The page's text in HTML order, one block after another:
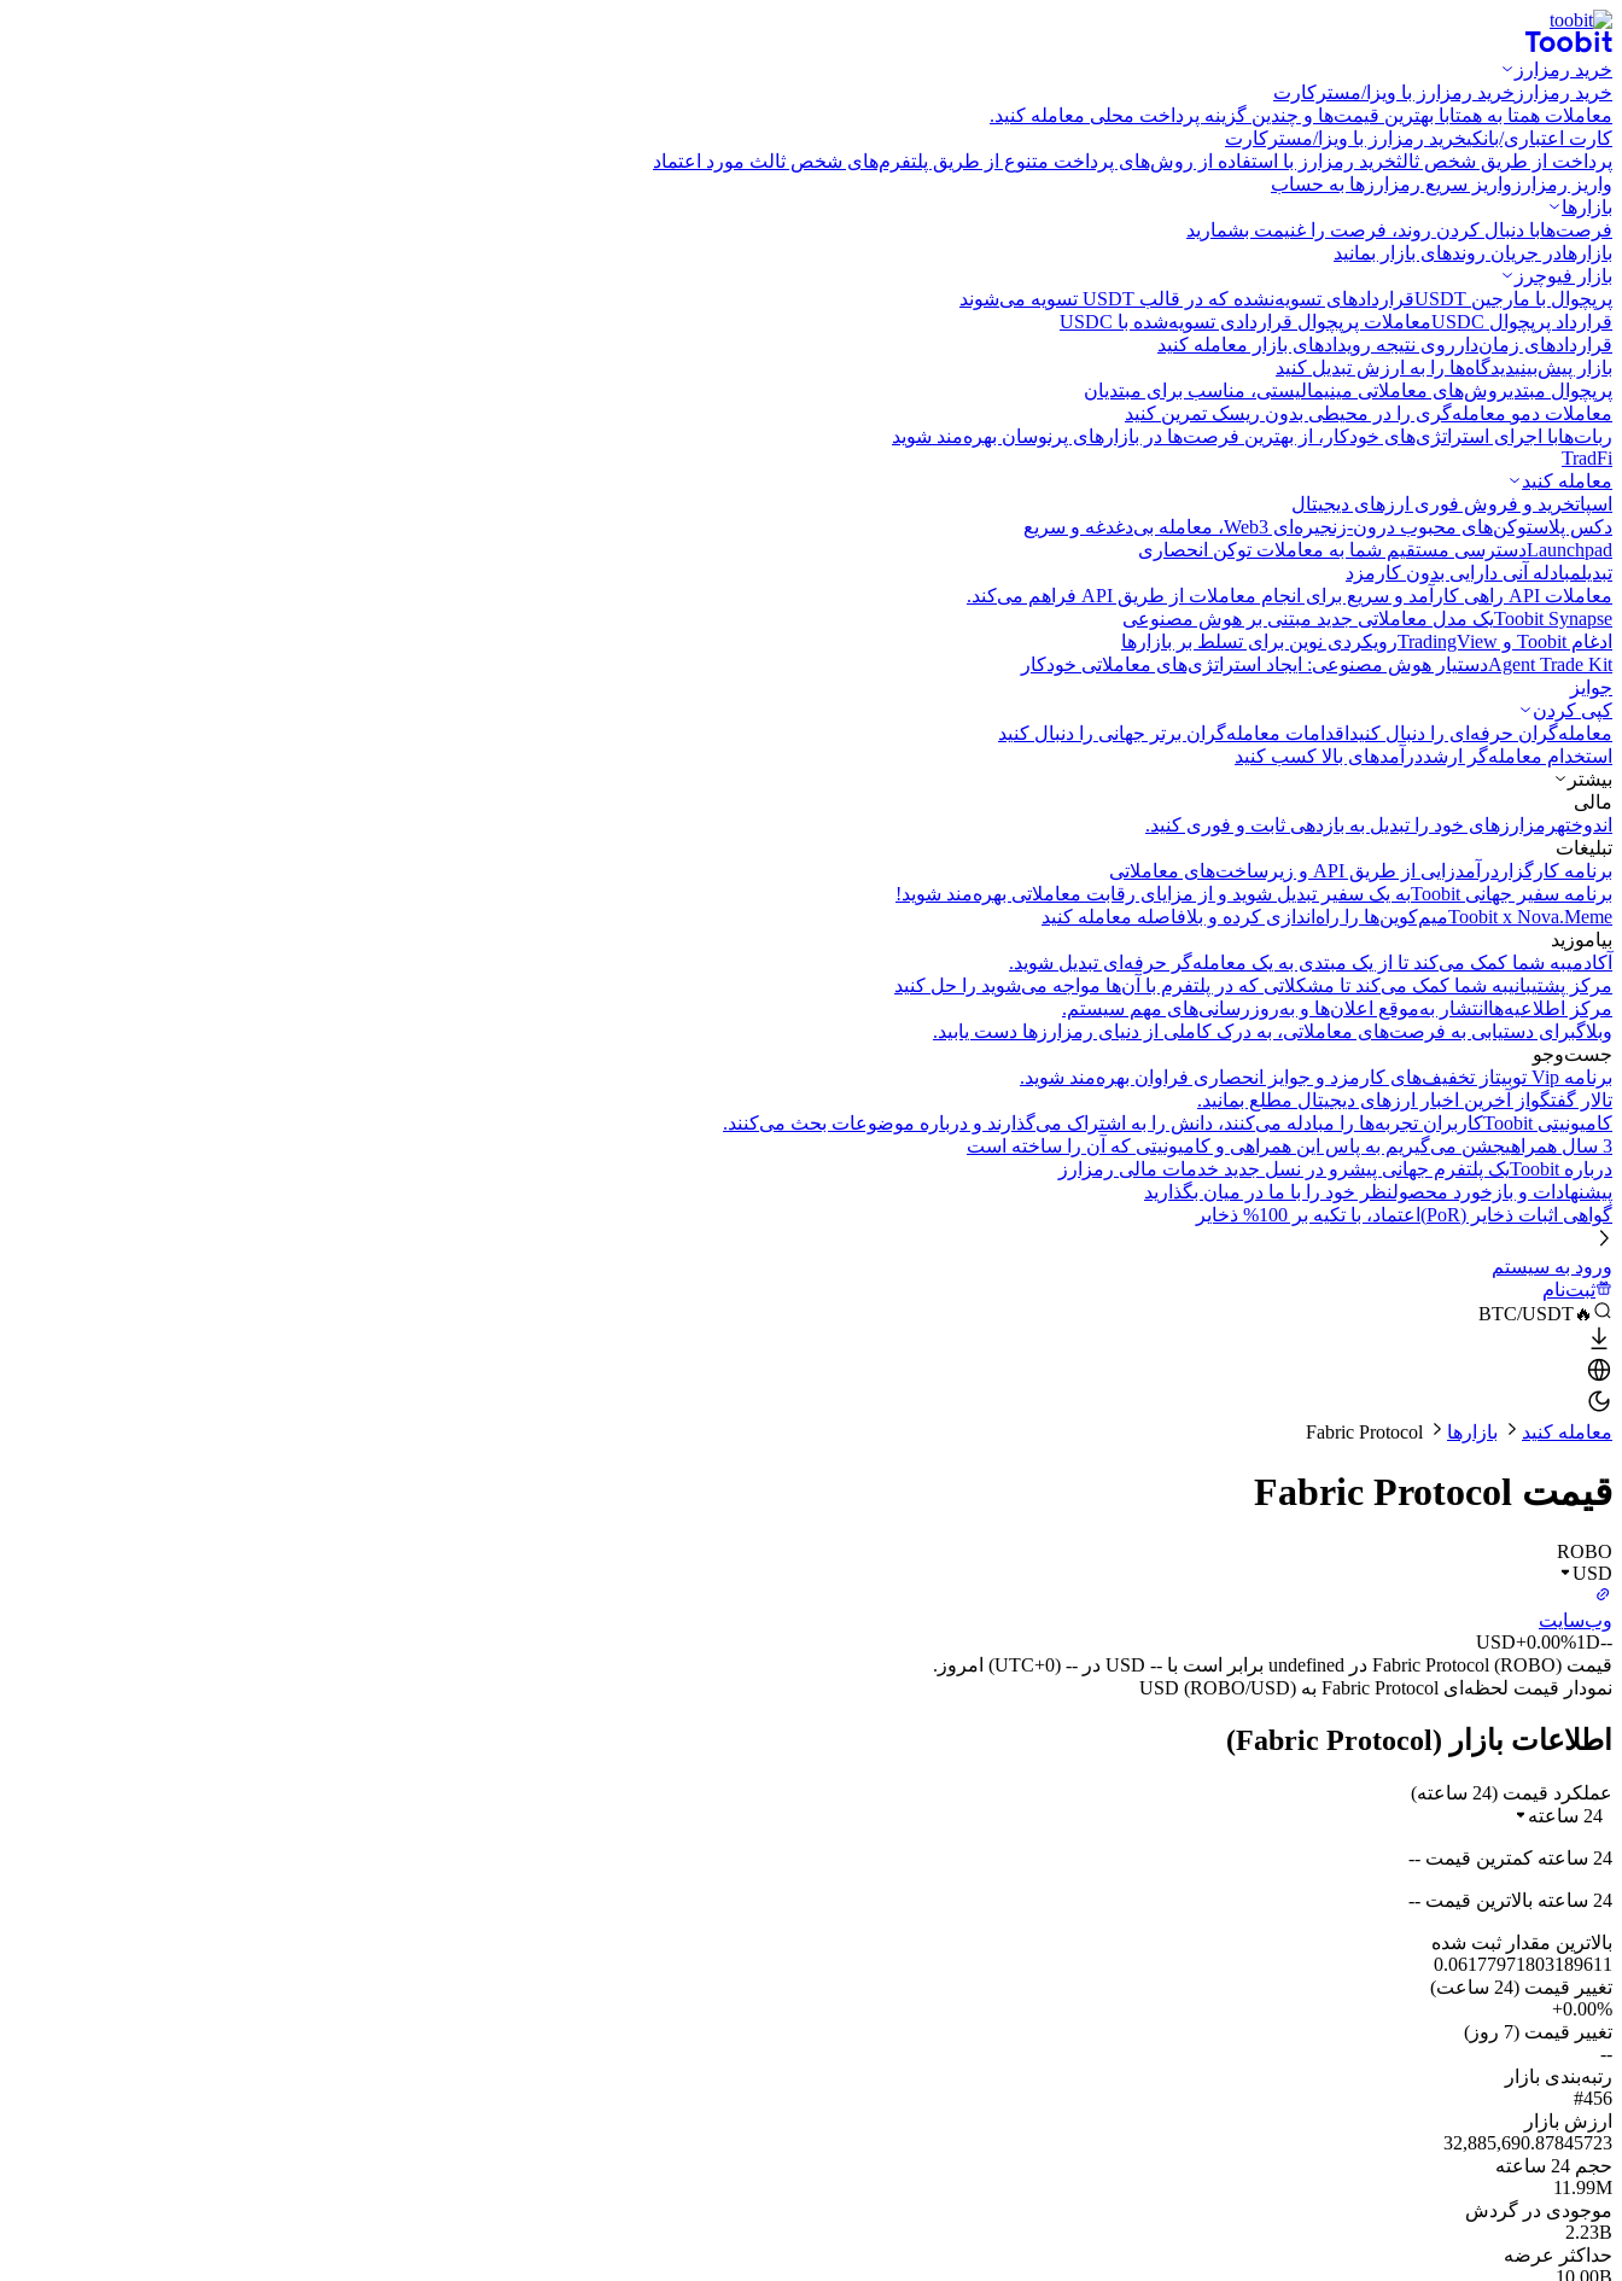
خرید رمزارز
خرید رمزارز خرید رمزارز با ویزا/مسترکارت
معاملات همتا به همتابا بهترین قیمت‌ها و چندین گزینه پرداخت محلی معامله کنید.
کارت اعتباری/بانکیخرید رمزارز با ویزا/مسترکارت
پرداخت از طریق شخص ثالثخرید رمزارز با استفاده از روش‌های پرداخت متنوع از طریق پلتفرم‌های شخص ثالث مورد اعتماد
واریز رمزارز واریز سریع رمزارزها به حساب
بازارها
فرصت‌هابا دنبال کردن روند، فرصت را غنیمت بشمارید
بازارهادر جریان روندهای بازار بمانید
بازار فیوچرز
پرپچوال با مارجین USDT
قراردادهای تسویه‌نشده که در قالب USDT تسویه می‌شوند
قرارداد پرپچوال USDC
معاملات پرپچوال قراردادی تسویه‌شده با USDC
قراردادهای زمان‌دار روی نتیجه رویدادهای بازار معامله کنید
بازار پیش‌بینیدیدگاه‌ها را به ارزش تبدیل کنید
پرپچوال مبتدیروش‌های معاملاتی مینیمالیستی، مناسب برای مبتدیان
معاملات دمو معامله‌گری را در محیطی بدون ریسک تمرین کنید
ربات‌هابا اجرای استراتژی‌های خودکار، از بهترین فرصت‌ها در بازارهای پرنوسان بهره‌مند شوید
TradFi
معامله کنید
اسپاتخرید و فروش فوری ارزهای دیجیتال
دکس پلاستوکن‌های محبوب درون-زنجیره‌ای Web3، معامله بی‌دغدغه و سریع
Launchpadدسترسی مستقیم شما به معاملات توکن انحصاری
تبدیلمبادله آنی دارایی بدون کارمزد
معاملات API
راهی کارآمد و سریع برای انجام معاملات از طریق API فراهم می‌کند.
Toobit Synapseیک مدل معاملاتی جدید مبتنی بر هوش مصنوعی
ادغام Toobit و TradingView
رویکردی نوین برای تسلط بر بازارها
Agent Trade Kitدستیار هوش مصنوعی: ایجاد استراتژی‌های معاملاتی خودکار
جوایز
کپی‌ کردن
معامله‌گران حرفه‌ای را دنبال کنید اقدامات معامله‌گران برتر جهانی را دنبال کنید
استخدام معامله‌گر ارشددرآمد‌های بالا کسب کنید
بیشتر
مالی
اندوختهرمزارزهای خود را تبدیل به بازدهی ثابت و فوری کنید.
تبلیغات
برنامه کارگزار درآمدزایی از طریق API و زیرساخت‌های معاملاتی
برنامه سفیر جهانی Toobit
به یک سفیر تبدیل شوید و از مزایای رقابت معاملاتی بهره‌مند شوید!
Toobit x Nova.Memeمیم‌کوین‌ها را راه‌اندازی کرده و بلافاصله معامله کنید
بیاموزید
آکادمیبه شما کمک می‌کند تا از یک مبتدی به یک معامله‌گر حرفه‌ای تبدیل شوید.
مرکز پشتیبانیبه شما کمک می‌کند تا مشکلاتی که در پلتفرم با آن‌ها مواجه می‌شوید را حل کنید
مرکز اطلاعیه‌ها انتشار به‌موقع اعلان‌ها و به‌روزرسانی‌های مهم سیستم.
وبلاگبرای دستیابی به فرصت‌های معاملاتی، به درک کاملی از دنیای رمزارزها دست یابید.
جست‌وجو
برنامه Vip توبیت
از تخفیف‌های کارمزد و جوایز انحصاری فراوان بهره‌مند شوید.
تالار گفتگو از آخرین اخبار ارزهای دیجیتال مطلع بمانید.
کامیونیتی Toobit
کاربران تجربه‌ها را مبادله می‌کنند، دانش را به اشتراک می‌گذارند و درباره موضوعات بحث می‌کنند.
3 سال همراهی
جشن می‌گیریم به پاس این همراهی و کامیونیتی که آن را ساخته است
درباره Toobit
یک پلتفرم جهانی پیشرو در نسل جدید خدمات مالی رمزارز
پیشنهادات و بازخورد محصولنظر خود را با ما در میان بگذارید
گواهی اثبات ذخایر (PoR)
اعتماد، با تکیه بر 100% ذخایر
ورود به سیستم
ثبت‌نام
🔥BTC/USDT
معامله کنید بازارها Fabric Protocol
قیمت Fabric Protocol
ROBO
USD
وب‌سایت
--
USD+0.00%1D
قیمت Fabric Protocol (ROBO) در undefined برابر است با -- USD در -- (UTC+0) امروز.
نمودار قیمت لحظه‌ای Fabric Protocol به USD (ROBO/USD)
اطلاعات بازار (Fabric Protocol)
عملکرد قیمت (24 ساعته)
24 ساعته
24 ساعته کمترین قیمت --
24 ساعته بالاترین قیمت --
بالاترین مقدار ثبت شده
0.06177971803189611
تغییر قیمت (24 ساعت)
+0.00%
تغییر قیمت (7 روز)
--
رتبه‌بندی بازار
#456
ارزش بازار
32,885,690.87845723
حجم 24 ساعته
11.99M
موجودی در گردش
2.23B
حداکثر عرضه
10.00B